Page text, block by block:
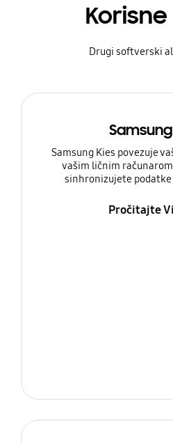
Drugi softverski
Samsung Kies povezuje
vašim ličnim
sinhronizujete podatke
Pročitajte